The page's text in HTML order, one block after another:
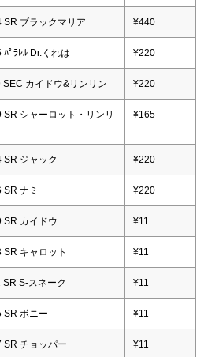
SR ブラックマリア ¥440
ﾟﾗﾚﾙ Dr.くれは ¥220
SEC カイドウ&リンリン ¥220
SR シャーロット・リンリ
¥165
SR ジャック ¥220
ナミ ¥220
SR カイドウ ¥11
キャロット ¥11
S-スネーク ¥11
SR ボニー ¥11
SR チョッパー ¥11